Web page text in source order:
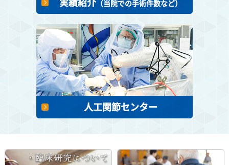
実績紹介（当院での手術件数など）
人工関節センター